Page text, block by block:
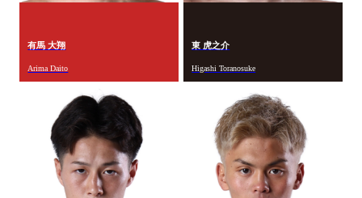
有馬 大翔
Arima Daito
東 虎之介
Higashi Toranosuke